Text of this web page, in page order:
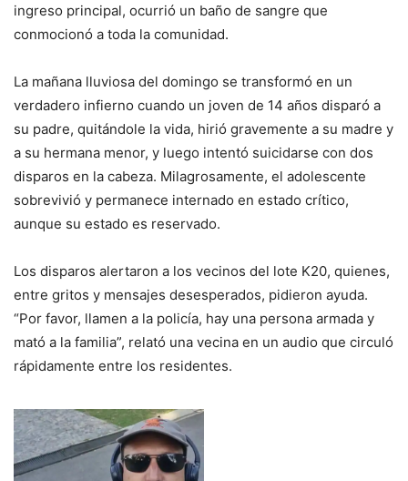
ingreso principal, ocurrió un baño de sangre que
conmocionó a toda la comunidad.
La mañana lluviosa del domingo se transformó en un
verdadero infierno cuando un joven de 14 años disparó a
su padre, quitándole la vida, hirió gravemente a su madre y
a su hermana menor, y luego intentó suicidarse con dos
disparos en la cabeza. Milagrosamente, el adolescente
sobrevivió y permanece internado en estado crítico,
aunque su estado es reservado.
Los disparos alertaron a los vecinos del lote K20, quienes,
entre gritos y mensajes desesperados, pidieron ayuda.
“Por favor, llamen a la policía, hay una persona armada y
mató a la familia”, relató una vecina en un audio que circuló
rápidamente entre los residentes.